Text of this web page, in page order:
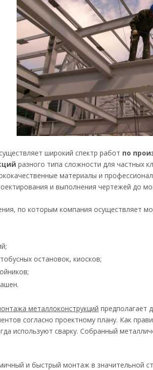
широкий спектр работ по
разного типа сложности для частных
материалы и
и выполнения чертежей до
по которым компания осуществляет
остановок, киосков;
металлоконструкций предполагает
согласно проектному плану. Как
используют сварку. Собранный
и быстрый монтаж в значительной